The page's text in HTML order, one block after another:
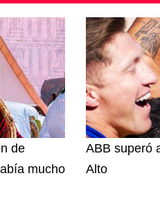
de
mucho
ABB superó
Alto